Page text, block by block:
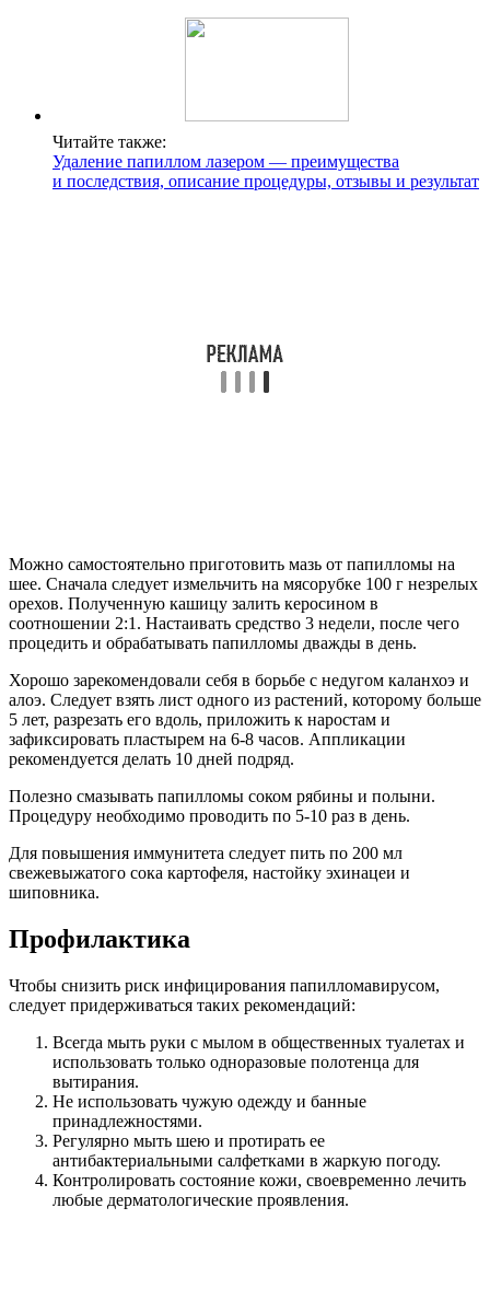
Читайте также:
Удаление папиллом лазером — преимущества
и последствия, описание процедуры, отзывы и результат
Можно самостоятельно приготовить мазь от папилломы на
шее. Сначала следует измельчить на мясорубке 100 г незрелых
орехов. Полученную кашицу залить керосином в
соотношении 2:1. Настаивать средство 3 недели, после чего
процедить и обрабатывать папилломы дважды в день.
Хорошо зарекомендовали себя в борьбе с недугом каланхоэ и
алоэ. Следует взять лист одного из растений, которому больше
5 лет, разрезать его вдоль, приложить к наростам и
зафиксировать пластырем на 6-8 часов. Аппликации
рекомендуется делать 10 дней подряд.
Полезно смазывать папилломы соком рябины и полыни.
Процедуру необходимо проводить по 5-10 раз в день.
Для повышения иммунитета следует пить по 200 мл
свежевыжатого сока картофеля, настойку эхинацеи и
шиповника.
Профилактика
Чтобы снизить риск инфицирования папилломавирусом,
следует придерживаться таких рекомендаций:
Всегда мыть руки с мылом в общественных туалетах и
использовать только одноразовые полотенца для
вытирания.
Не использовать чужую одежду и банные
принадлежностями.
Регулярно мыть шею и протирать ее
антибактериальными салфетками в жаркую погоду.
Контролировать состояние кожи, своевременно лечить
любые дерматологические проявления.